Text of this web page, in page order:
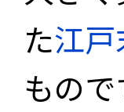
た江
もの